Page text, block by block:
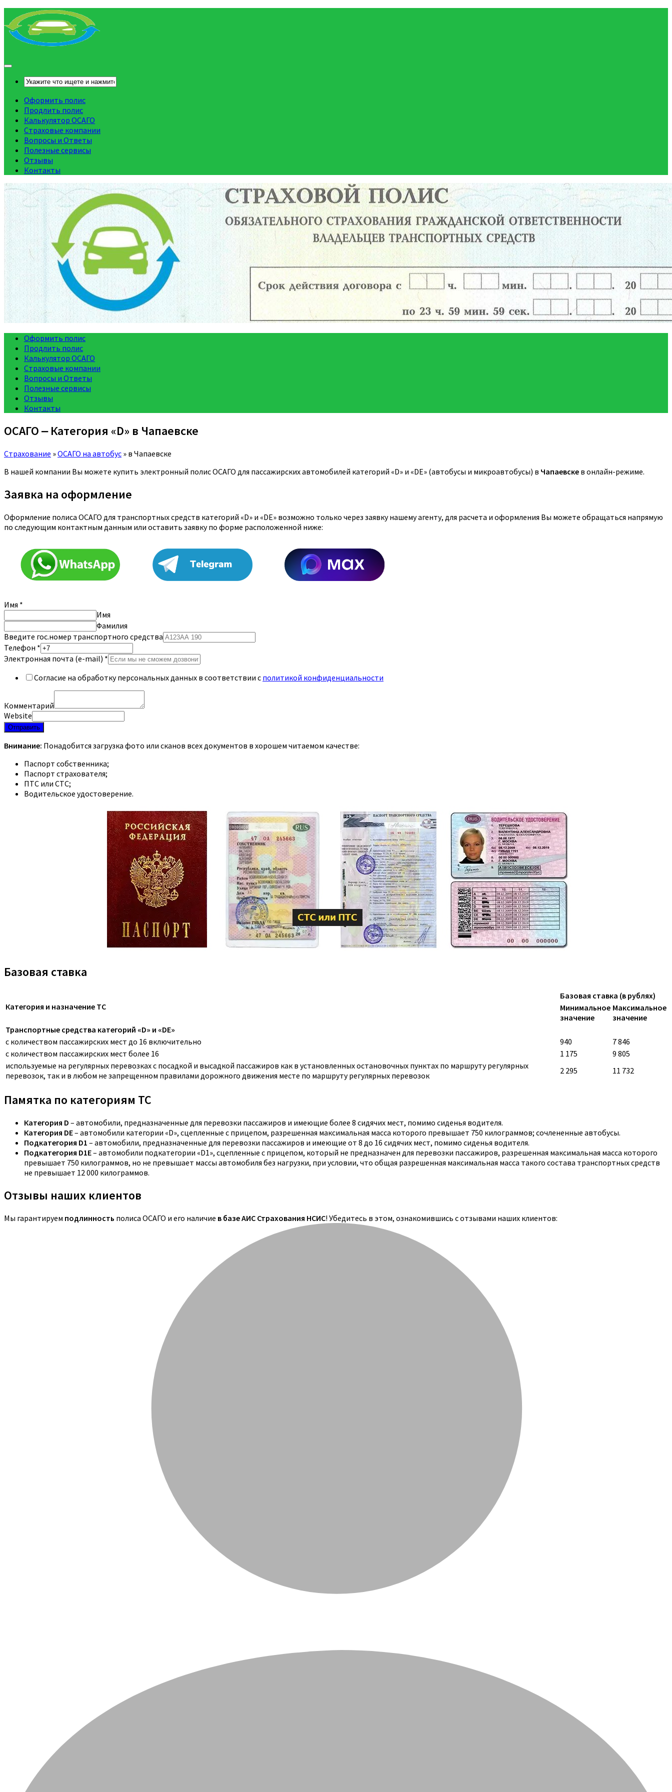
Оформить полис
Продлить полис
Калькулятор ОСАГО
Страховые компании
Вопросы и Ответы
Полезные сервисы
Отзывы
Контакты
Оформить полис
Продлить полис
Калькулятор ОСАГО
Страховые компании
Вопросы и Ответы
Полезные сервисы
Отзывы
Контакты
ОСАГО ‒ Категория «D» в Чапаевске
Страхование »ОСАГО на автобус » в Чапаевске
В нашей компании Вы можете купить электронный полис ОСАГО для пассажирских автомобилей категорий «D» и «DE» (автобусы и микроавтобусы) в Чапаевске в онлайн-режиме.
Заявка на оформление
Оформление полиса ОСАГО для транспортных средств категорий «D» и «DE» возможно только через заявку нашему агенту, для расчета и оформления Вы можете обращаться напрямую
по следующим контактным данным или оставить заявку по форме расположенной ниже:
Имя *
Имя
Фамилия
Введите гос.номер транспортного средства
Телефон *
Электронная почта (e-mail) *
Согласие на обработку персональных данных в соответствии с политикой конфиденциальности
Комментарий
Website
Отправить
Внимание: Понадобится загрузка фото или сканов всех документов в хорошем читаемом качестве:
Паспорт собственника;
Паспорт страхователя;
ПТС или СТС;
Водительское удостоверение.
Базовая ставка
Категория и назначение ТС
Базовая ставка (в рублях)
Минимальное
значение
Максимальное
значение
Транспортные средства категорий «D» и «DE»
с количеством пассажирских мест до 16 включительно
940
7 846
с количеством пассажирских мест более 16
1 175
9 805
используемые на регулярных перевозках с посадкой и высадкой пассажиров как в установленных остановочных пунктах по маршруту регулярных
перевозок, так и в любом не запрещенном правилами дорожного движения месте по маршруту регулярных перевозок
2 295 11 732
Памятка по категориям ТС
Категория D – автомобили, предназначенные для перевозки пассажиров и имеющие более 8 сидячих мест, помимо сиденья водителя.
Категория DE– автомобили категории «D», сцепленные с прицепом, разрешенная максимальная масса которого превышает 750 килограммов; сочлененные автобусы.
Подкатегория D1 – автомобили, предназначенные для перевозки пассажиров и имеющие от 8 до 16 сидячих мест, помимо сиденья водителя.
Подкатегория D1E– автомобили подкатегории «D1», сцепленные с прицепом, который не предназначен для перевозки пассажиров, разрешенная максимальная масса которого
превышает 750 килограммов, но не превышает массы автомобиля без нагрузки, при условии, что общая разрешенная максимальная масса такого состава транспортных средств
не превышает 12 000 килограммов.
Отзывы наших клиентов
Мы гарантируем подлинность полиса ОСАГО и его наличие в базе АИС Страхования НСИС! Убедитесь в этом, ознакомившись с отзывами наших клиентов: